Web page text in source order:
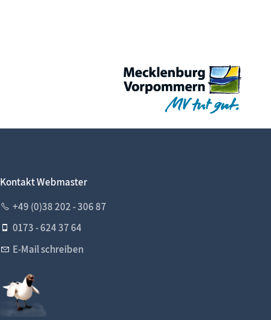
Kontakt Webmaster
+49 (0)38 202 - 306 87
0173 - 624 37 64
E-Mail schreiben